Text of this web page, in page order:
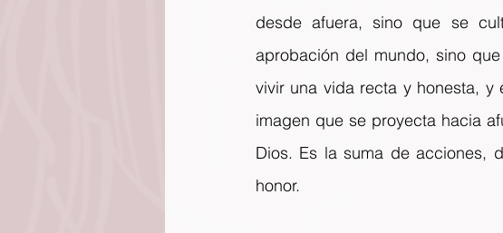
desde afuera, sino que se
aprobación del mundo, sino
vivir una vida recta y honesta,
imagen que se proyecta hacia
Dios. Es la suma de acciones,
honor.